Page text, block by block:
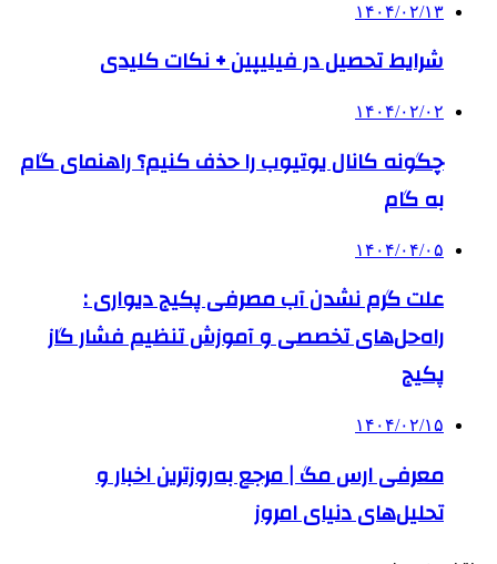
۱۴۰۴/۰۲/۱۳
شرایط تحصیل در فیلیپین + نکات کلیدی
۱۴۰۴/۰۲/۰۲
چگونه کانال یوتیوب را حذف کنیم؟ راهنمای گام
‌به‌ گام
۱۴۰۴/۰۴/۰۵
علت گرم نشدن آب مصرفی پکیج دیواری :
راه‌حل‌های تخصصی و آموزش تنظیم فشار گاز
پکیج
۱۴۰۴/۰۲/۱۵
معرفی ارس مگ | مرجع به‌روزترین اخبار و
تحلیل‌های دنیای امروز